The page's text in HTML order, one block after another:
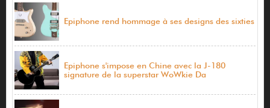
Epiphone rend hommage à ses designs des sixties
Epiphone s'impose en Chine avec la J-180
signature de la superstar WoWkie Da